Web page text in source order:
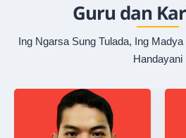
Guru dan
Ing Ngarsa Sung Tulada, Ing
Handayani